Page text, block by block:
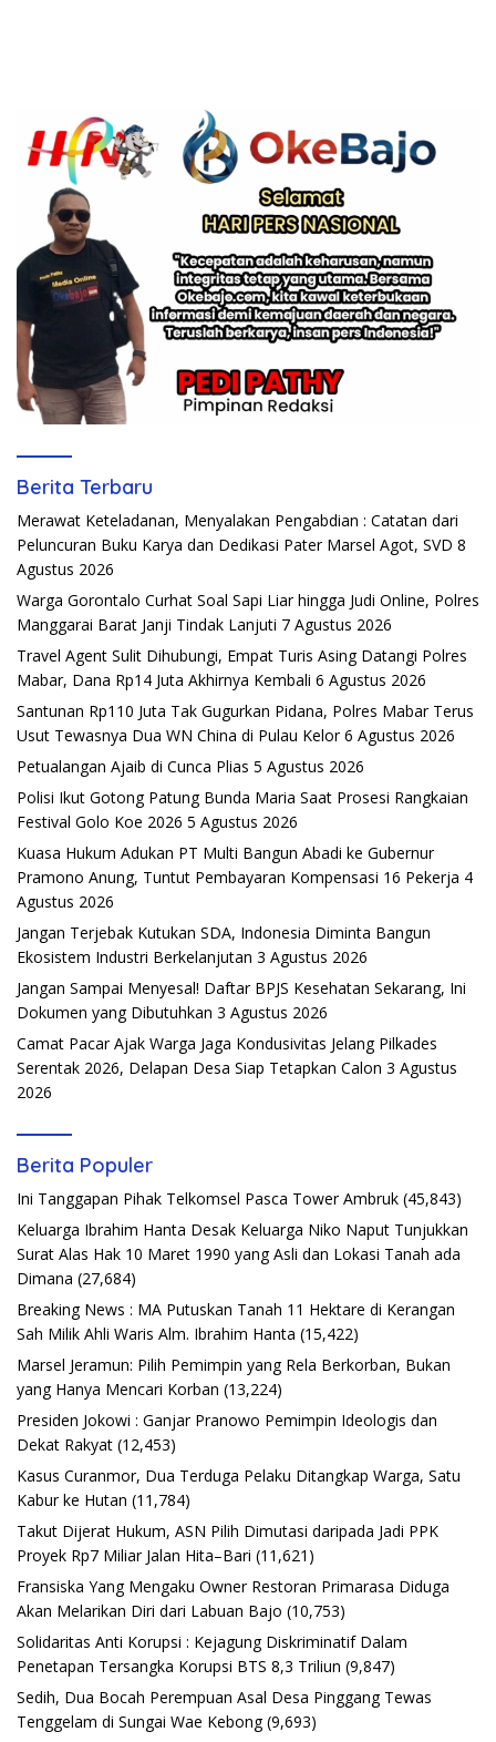
Berita Terbaru
Merawat Keteladanan, Menyalakan Pengabdian : Catatan dari
Peluncuran Buku Karya dan Dedikasi Pater Marsel Agot, SVD 8
Agustus 2026
Warga Gorontalo Curhat Soal Sapi Liar hingga Judi Online, Polres
Manggarai Barat Janji Tindak Lanjuti 7 Agustus 2026
Travel Agent Sulit Dihubungi, Empat Turis Asing Datangi Polres
Mabar, Dana Rp14 Juta Akhirnya Kembali 6 Agustus 2026
Santunan Rp110 Juta Tak Gugurkan Pidana, Polres Mabar Terus
Usut Tewasnya Dua WN China di Pulau Kelor 6 Agustus 2026
Petualangan Ajaib di Cunca Plias 5 Agustus 2026
Polisi Ikut Gotong Patung Bunda Maria Saat Prosesi Rangkaian
Festival Golo Koe 2026 5 Agustus 2026
Kuasa Hukum Adukan PT Multi Bangun Abadi ke Gubernur
Pramono Anung, Tuntut Pembayaran Kompensasi 16 Pekerja 4
Agustus 2026
Jangan Terjebak Kutukan SDA, Indonesia Diminta Bangun
Ekosistem Industri Berkelanjutan 3 Agustus 2026
Jangan Sampai Menyesal! Daftar BPJS Kesehatan Sekarang, Ini
Dokumen yang Dibutuhkan 3 Agustus 2026
Camat Pacar Ajak Warga Jaga Kondusivitas Jelang Pilkades
Serentak 2026, Delapan Desa Siap Tetapkan Calon 3 Agustus
2026
Berita Populer
Ini Tanggapan Pihak Telkomsel Pasca Tower Ambruk (45,843)
Keluarga Ibrahim Hanta Desak Keluarga Niko Naput Tunjukkan
Surat Alas Hak 10 Maret 1990 yang Asli dan Lokasi Tanah ada
Dimana (27,684)
Breaking News : MA Putuskan Tanah 11 Hektare di Kerangan
Sah Milik Ahli Waris Alm. Ibrahim Hanta (15,422)
Marsel Jeramun: Pilih Pemimpin yang Rela Berkorban, Bukan
yang Hanya Mencari Korban (13,224)
Presiden Jokowi : Ganjar Pranowo Pemimpin Ideologis dan
Dekat Rakyat (12,453)
Kasus Curanmor, Dua Terduga Pelaku Ditangkap Warga, Satu
Kabur ke Hutan (11,784)
Takut Dijerat Hukum, ASN Pilih Dimutasi daripada Jadi PPK
Proyek Rp7 Miliar Jalan Hita–Bari (11,621)
Fransiska Yang Mengaku Owner Restoran Primarasa Diduga
Akan Melarikan Diri dari Labuan Bajo (10,753)
Solidaritas Anti Korupsi : Kejagung Diskriminatif Dalam
Penetapan Tersangka Korupsi BTS 8,3 Triliun (9,847)
Sedih, Dua Bocah Perempuan Asal Desa Pinggang Tewas
Tenggelam di Sungai Wae Kebong (9,693)